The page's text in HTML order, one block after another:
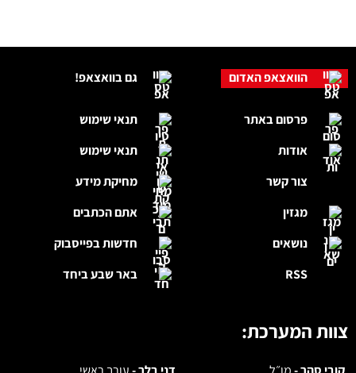
גם בוואצאפ!
תנאי שימוש
תנאי שימוש
מחיקת מידע
אתם הכתבים
חדשות בפייסבוק
באר שבע ביחד
הוואצאפ האדום
פרסום באתר
אודות
צור קשר
מגזין
נושאים
RSS
צוות המערכת: